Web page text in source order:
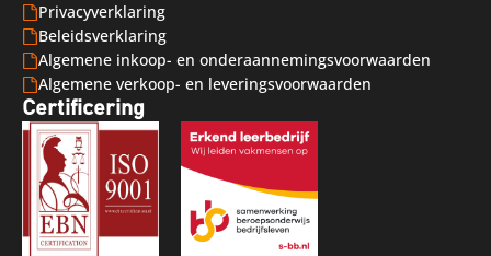
Privacyverklaring
Beleidsverklaring
Algemene inkoop- en onderaannemingsvoorwaarden
Algemene verkoop- en leveringsvoorwaarden
Certificering